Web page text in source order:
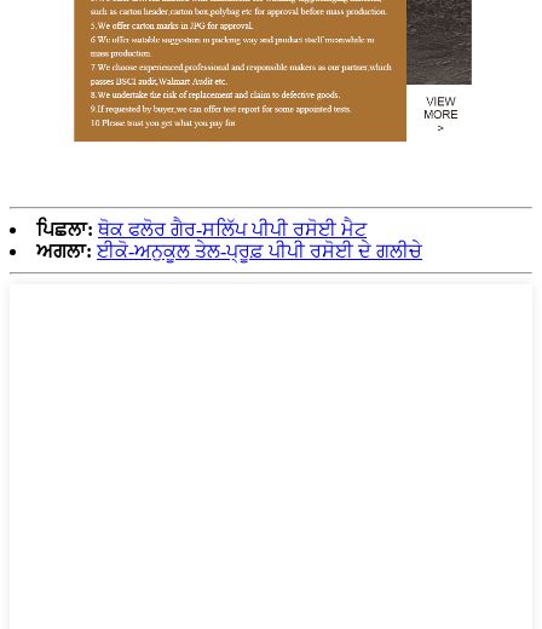
ਪਿਛਲਾ: ਥੋਕ ਫਲੋਰ ਗੈਰ-ਸਲਿੱਪ ਪੀਪੀ ਰਸੋਈ ਮੈਟ
ਅਗਲਾ: ਈਕੋ-ਅਨੁਕੂਲ ਤੇਲ-ਪ੍ਰੂਫ਼ ਪੀਪੀ ਰਸੋਈ ਦੇ ਗਲੀਚੇ